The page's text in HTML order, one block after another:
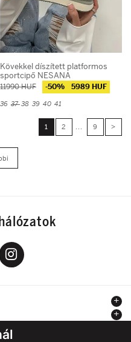
Kövekkel díszített platformos
sportcipő NESANA
11990 HUF -50% 5989 HUF
36 3738 39 40 41
1 2 ... 9 >